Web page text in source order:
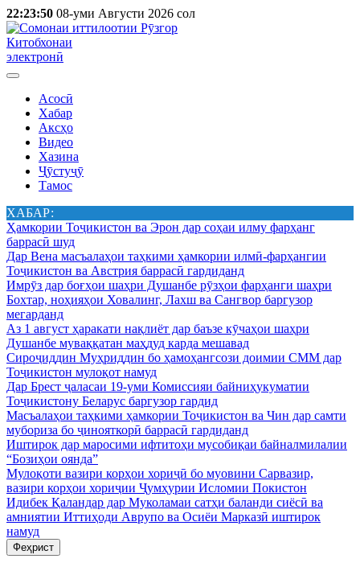
22:23:50 08-уми Августи 2026 сол
Китобхонаи
электронӣ
Асосӣ
Хабар
Аксҳо
Видео
Хазина
Ҷӯстуҷӯ
Тамос
ХАБАР:
Ҳамкории Тоҷикистон ва Эрон дар соҳаи илму фарҳанг
баррасӣ шуд
Дар Вена масъалаҳои таҳкими ҳамкории илмӣ-фарҳангии
Тоҷикистон ва Австрия баррасӣ гардиданд
Имрӯз дар боғҳои шаҳри Душанбе рӯзҳои фарҳанги шаҳри
Бохтар, ноҳияҳои Ховалинг, Лахш ва Сангвор баргузор
мегарданд
Аз 1 август ҳаракати нақлиёт дар баъзе кӯчаҳои шаҳри
Душанбе муваққатан маҳдуд карда мешавад
Сироҷиддин Муҳриддин бо ҳамоҳангсози доимии СММ дар
Тоҷикистон мулоқот намуд
Дар Брест ҷаласаи 19-уми Комиссияи байниҳукуматии
Тоҷикистону Беларус баргузор гардид
Масъалаҳои таҳкими ҳамкории Тоҷикистон ва Чин дар самти
мубориза бо ҷинояткорӣ баррасӣ гардиданд
Иштирок дар маросими ифтитоҳи мусобиқаи байналмилалии
“Бозиҳои оянда”
Мулоқоти вазири корҳои хориҷӣ бо муовини Сарвазир,
вазири корҳои хориҷии Ҷумҳурии Исломии Покистон
Идибек Қаландар дар Муколамаи сатҳи баланди сиёсӣ ва
амниятии Иттиҳоди Аврупо ва Осиёи Марказӣ иштирок
намуд
Феҳрист